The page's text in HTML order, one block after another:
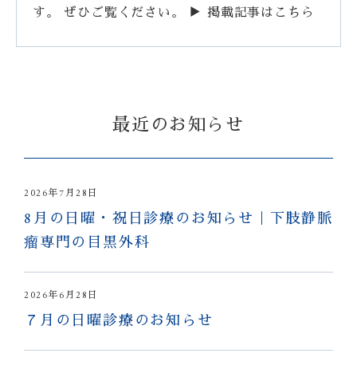
す。 ぜひご覧ください。 ▶ 掲載記事はこちら
最近のお知らせ
2026年7月28日
8月の日曜・祝日診療のお知らせ｜下肢静脈
瘤専門の目黒外科
2026年6月28日
７月の日曜診療のお知らせ